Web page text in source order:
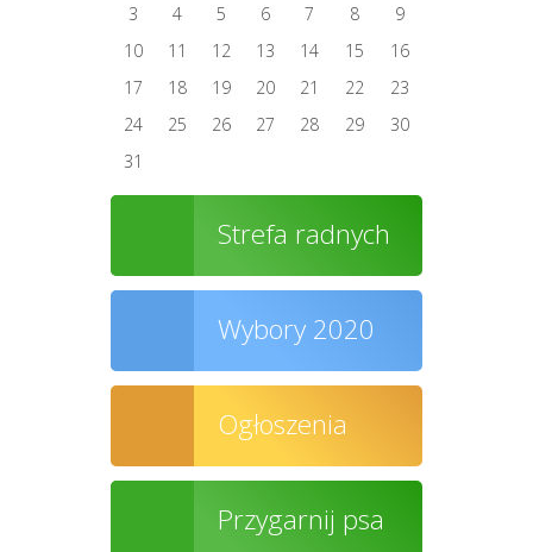
3
4 5 6 7 8
9
10
11 12 13 14 15
16
17
18 19 20 21 22
23
24
25 26 27 28 29
30
31
Strefa radnych
Wybory 2020
Ogłoszenia
Przygarnij psa